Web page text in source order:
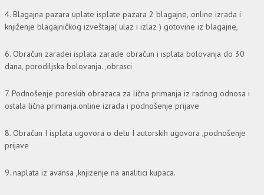
4. Blagajna pazara uplate isplate pazara 2 blagajne,.online izrada i
knjiženje blagajničkog izveštaja( ulaz i izlaz ) gotovine iz blagajne,
6. Obračun zaradei isplata zarade obračun i isplata bolovanja do 30
dana, porodiljska bolovanja. ,obrasci
7. Podnošenje poreskih obrazaca za lična primanja iz radnog odnosa i
ostala lična primanja.online izrada i podnošenje prijave
8. Obračun I isplata ugovora o delu I autorskih ugovora ,podnošenje
prijave
9. naplata iz avansa ,knjizenje na analitici kupaca.